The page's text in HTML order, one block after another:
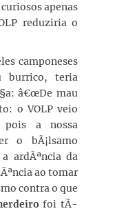
apenas
reduziria o
camponeses
burrico, teria
â€œDe mau
o VOLP veio
pois a nossa
o bÃ¡lsamo
ardÃªncia da
ao tomar
contra o que
foi tÃ­